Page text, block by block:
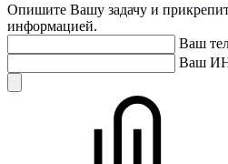
Опишите Вашу задачу и
информацией.
Ваш
Ваш